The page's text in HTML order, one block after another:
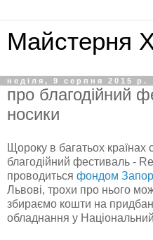
Майстерня
неділя, 9 серпня 2015 р.
про благодійний
носики
Щороку в багатьох країнах
благодійний фестиваль -
проводиться фондом
Львові, трохи про нього
збираємо кошти на
обладнання у Національний